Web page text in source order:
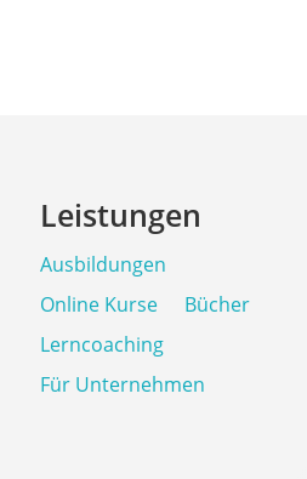
Leistungen
Ausbildungen
Online Kurse
Bücher
Lerncoaching
Für Unternehmen